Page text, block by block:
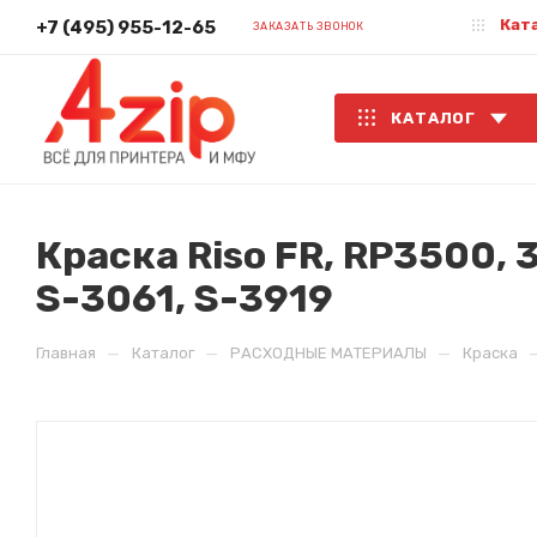
+7 (495) 955-12-65 ЗАКАЗАТЬ ЗВОНОК
КАТАЛОГ
Краска Riso FR,
S-3061, S-3919
Главная — Каталог — РАСХОДНЫЕ МАТЕРИАЛЫ — Краска